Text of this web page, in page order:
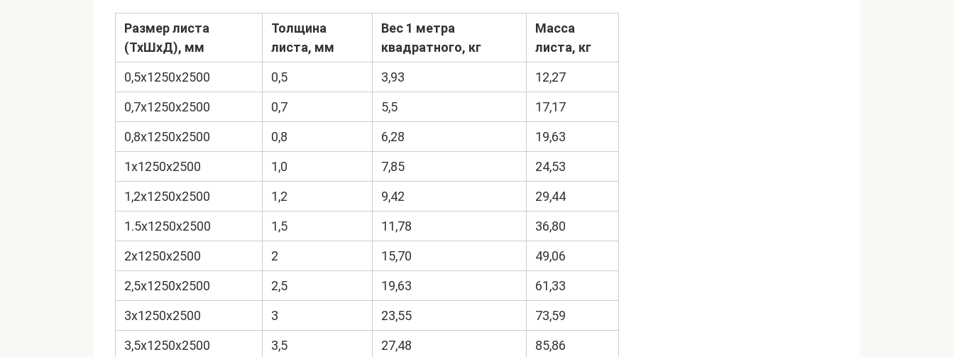
Размер листа
(ТхШхД), мм
Толщина
листа, мм
Вес 1 метра
квадратного, кг
Масса
листа, кг
0,5х1250х2500
0,5 3,93
12,27
0,7х1250х2500
0,7 5,5
17,17
0,8х1250х2500
0,8 6,28
19,63
1х1250х2500
1,0 7,85
24,53
1,2х1250х2500
1,2 9,42
29,44
1.5х1250х2500
1,5 11,78
36,80
2х1250х2500
2 15,70
49,06
2,5х1250х2500
2,5 19,63
61,33
3х1250х2500
3 23,55
73,59
3,5х1250х2500
3,5 27,48
85,86